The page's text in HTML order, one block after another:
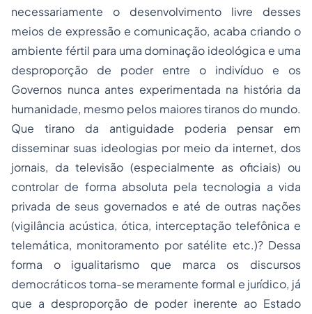
necessariamente o desenvolvimento livre desses
meios de expressão e comunicação, acaba criando o
ambiente fértil para uma dominação ideológica e uma
desproporção de poder entre o indivíduo e os
Governos nunca antes experimentada na história da
humanidade, mesmo pelos maiores tiranos do mundo.
Que tirano da antiguidade poderia pensar em
disseminar suas ideologias por meio da internet, dos
jornais, da televisão (especialmente as oficiais) ou
controlar de forma absoluta pela tecnologia a vida
privada de seus governados e até de outras nações
(vigilância acústica, ótica, interceptação telefônica e
telemática, monitoramento por satélite etc.)? Dessa
forma o igualitarismo que marca os discursos
democráticos torna-se meramente formal e jurídico, já
que a desproporção de poder inerente ao Estado